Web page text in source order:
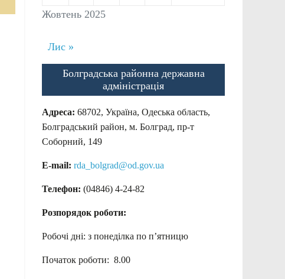
Жовтень 2025
Лис »
Болградська районна державна
адміністрація
Адреса: 68702, Україна, Одеська область,
Болградський район, м. Болград, пр-т
Соборний, 149
E-mail: rda_bolgrad@od.gov.ua
Телефон: (04846) 4-24-82
Розпорядок роботи:
Робочі дні: з понеділка по п’ятницю
Початок роботи: 8.00